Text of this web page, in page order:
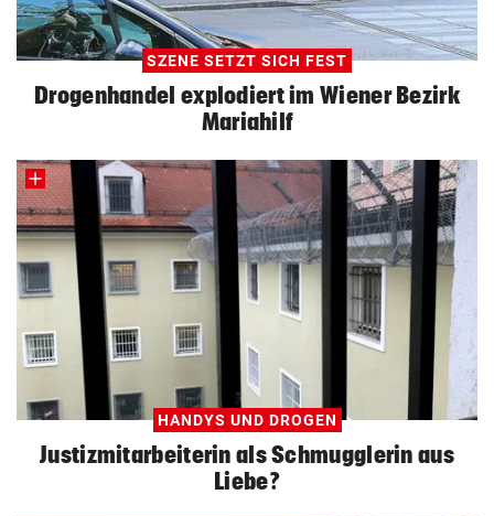
SZENE SETZT SICH FEST
Drogenhandel explodiert im Wiener Bezirk
Mariahilf
HANDYS UND DROGEN
Justizmitarbeiterin als Schmugglerin aus
Liebe?